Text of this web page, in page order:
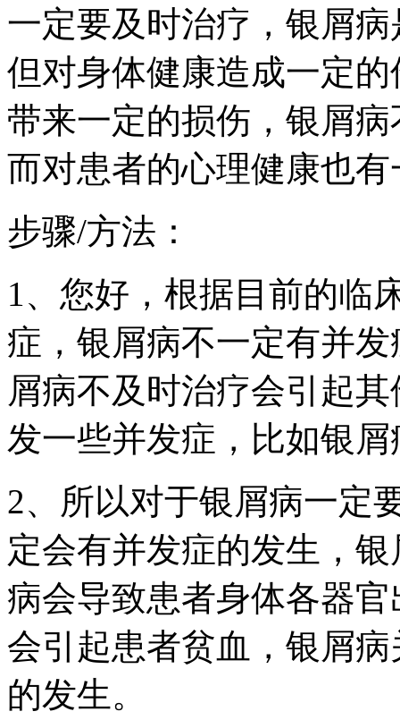
一定要及时治疗，银屑
但对身体健康造成一定
带来一定的损伤，银屑
而对患者的心理健康也
步骤/方法：
1、您好，根据目前的临
症，银屑病不一定有并
屑病不及时治疗会引起
发一些并发症，比如银
2、所以对于银屑病一定
定会有并发症的发生，
病会导致患者身体各器
会引起患者贫血，银屑
的发生。